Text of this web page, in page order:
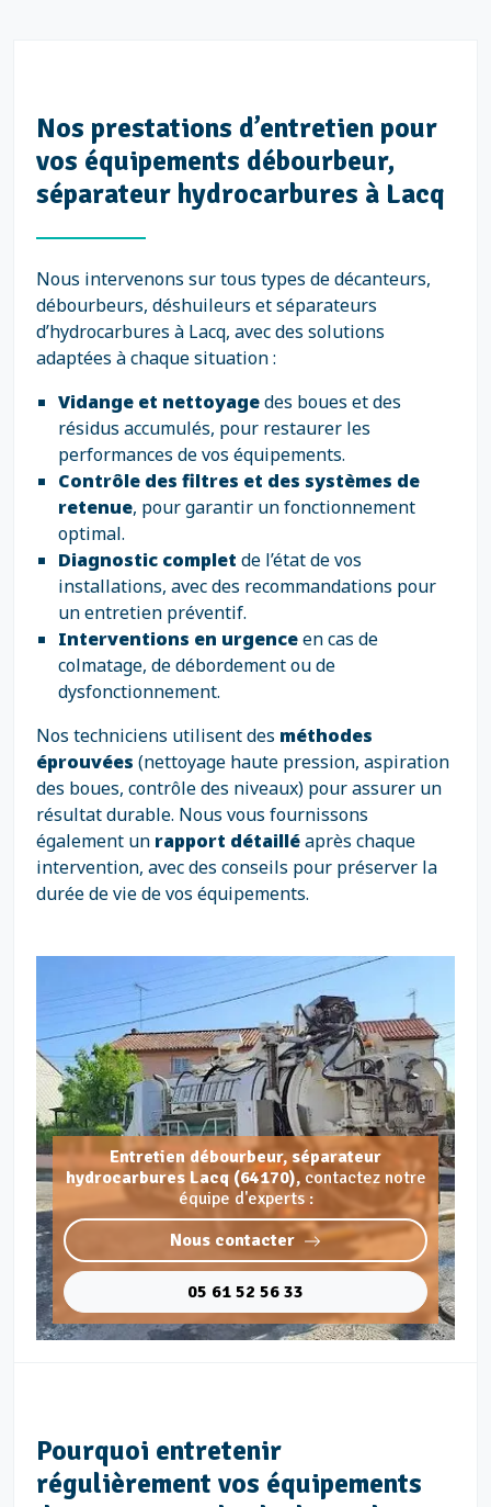
Nos prestations d’entretien pour
vos équipements débourbeur,
séparateur hydrocarbures à Lacq
Nous intervenons sur tous types de décanteurs,
débourbeurs, déshuileurs et séparateurs
d’hydrocarbures à Lacq, avec des solutions
adaptées à chaque situation :
Vidange et nettoyagedes boues et des
résidus accumulés, pour restaurer les
performances de vos équipements.
Contrôle des filtres et des systèmes de
retenue, pour garantir un fonctionnement
optimal.
Diagnostic complet de l’état de vos
installations, avec des recommandations pour
un entretien préventif.
Interventions en urgenceen cas de
colmatage, de débordement ou de
dysfonctionnement.
Nos techniciens utilisent des méthodes
éprouvées (nettoyage haute pression, aspiration
des boues, contrôle des niveaux) pour assurer un
résultat durable. Nous vous fournissons
également un rapport détailléaprès chaque
intervention, avec des conseils pour préserver la
durée de vie de vos équipements.
Entretien débourbeur, séparateur
hydrocarbures Lacq (64170), contactez notre
équipe d'experts :
Nous contacter
05 61 52 56 33
Pourquoi entretenir
régulièrement vos équipements